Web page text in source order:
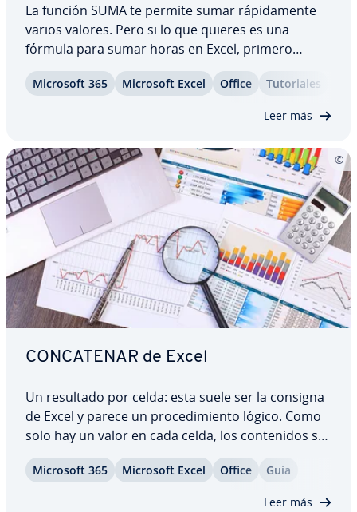
La función SUMA te permite sumar rá­pi­da­me­n­te
varios valores. Pero si lo que quieres es una
fórmula para sumar horas en Excel, primero
debes adaptar el formato de las celdas. Es im­po­r­
ta­n­te que lo hagas bien pues, en caso contrario,
Microsoft 365 Microsoft Excel Office Tu­to­ria­les
Leer más
CO­N­CA­TE­NAR de Excel
Un resultado por celda: esta suele ser la consigna
de Excel y parece un pro­ce­di­mie­n­to lógico. Como
solo hay un valor en cada celda, los co­n­te­ni­dos se
pueden tra­n­s­fe­rir fá­ci­l­me­n­te a otras funciones. No
obstante, a veces necesitas combinar varios
Microsoft 365 Microsoft Excel Office Guía
Leer más